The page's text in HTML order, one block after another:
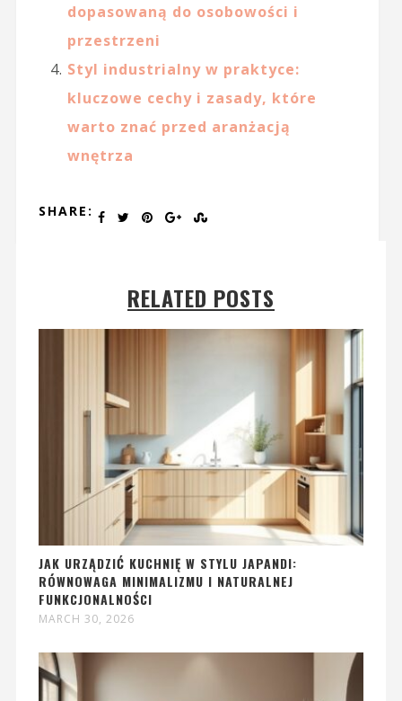
dopasowaną do osobowości i
przestrzeni
Styl industrialny w praktyce:
kluczowe cechy i zasady, które
warto znać przed aranżacją
wnętrza
SHARE:
RELATED POSTS
JAK URZĄDZIĆ KUCHNIĘ W STYLU JAPANDI:
RÓWNOWAGA MINIMALIZMU I NATURALNEJ
FUNKCJONALNOŚCI
MARCH 30, 2026